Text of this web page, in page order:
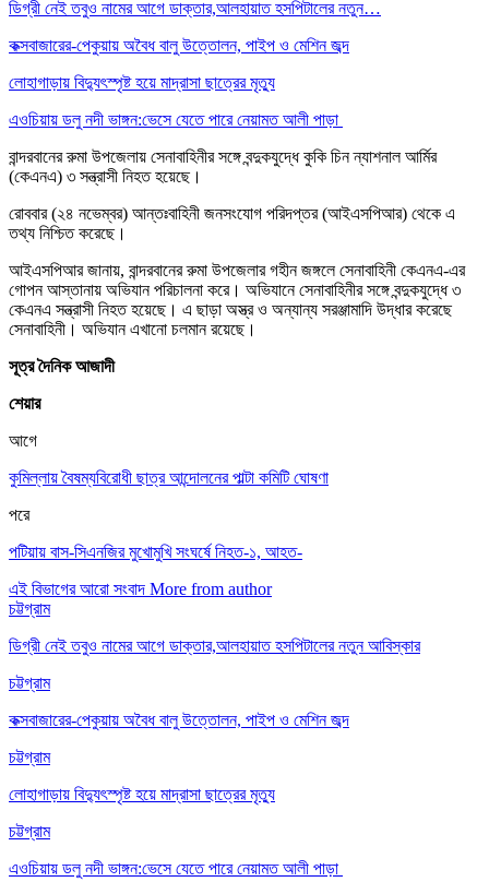
ডিগ্রী নেই তবুও নামের আগে ডাক্তার,আলহায়াত হসপিটালের নতুন…
কক্সবাজারের-পেকুয়ায় অবৈধ বালু উত্তোলন, পাইপ ও মেশিন জব্দ
লোহাগাড়ায় বিদ্যুৎস্পৃষ্ট হয়ে মাদ্রাসা ছাত্রের মৃত্যু
এওচিয়ায় ডলু নদী ভাঙ্গন:ভেসে যেতে পারে নেয়ামত আলী পাড়া
বান্দরবানের রুমা উপজেলায় সেনাবাহিনীর সঙ্গে বন্দুকযুদ্ধে কুকি চিন ন্যাশনাল আর্মির
(কেএনএ) ৩ সন্ত্রাসী নিহত হয়েছে।
রোববার (২৪ নভেম্বর) আন্তঃবাহিনী জনসংযোগ পরিদপ্তর (আইএসপিআর) থেকে এ
তথ্য নিশ্চিত করেছে।
আইএসপিআর জানায়, বান্দরবানের রুমা উপজেলার গহীন জঙ্গলে সেনাবাহিনী কেএনএ-এর
গোপন আস্তানায় অভিযান পরিচালনা করে। অভিযানে সেনাবাহিনীর সঙ্গে বন্দুকযুদ্ধে ৩
কেএনএ সন্ত্রাসী নিহত হয়েছে। এ ছাড়া অস্ত্র ও অন্যান্য সরঞ্জামাদি উদ্ধার করেছে
সেনাবাহিনী। অভিযান এখানো চলমান রয়েছে।
সূত্র দৈনিক আজাদী
শেয়ার
আগে
কুমিল্লায় বৈষম্যবিরোধী ছাত্র আন্দোলনের পাল্টা কমিটি ঘোষণা
পরে
পটিয়ায় বাস-সিএনজির মুখোমুখি সংঘর্ষে নিহত-১, আহত-
এই বিভাগের আরো সংবাদ More from author
চট্টগ্রাম
ডিগ্রী নেই তবুও নামের আগে ডাক্তার,আলহায়াত হসপিটালের নতুন আবিস্কার
চট্টগ্রাম
কক্সবাজারের-পেকুয়ায় অবৈধ বালু উত্তোলন, পাইপ ও মেশিন জব্দ
চট্টগ্রাম
লোহাগাড়ায় বিদ্যুৎস্পৃষ্ট হয়ে মাদ্রাসা ছাত্রের মৃত্যু
চট্টগ্রাম
এওচিয়ায় ডলু নদী ভাঙ্গন:ভেসে যেতে পারে নেয়ামত আলী পাড়া